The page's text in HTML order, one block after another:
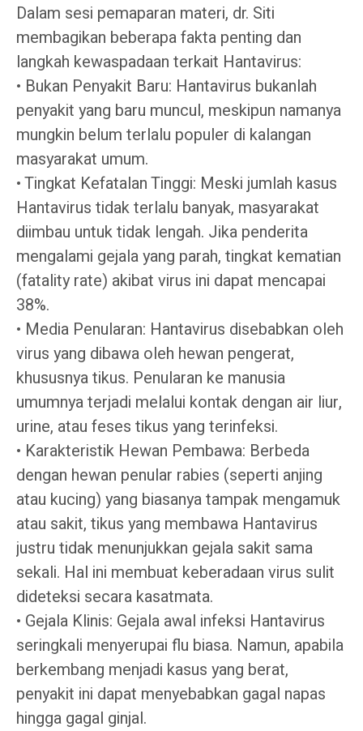
Dalam sesi pemaparan materi, dr. Siti
membagikan beberapa fakta penting dan
langkah kewaspadaan terkait Hantavirus:
• Bukan Penyakit Baru: Hantavirus bukanlah
penyakit yang baru muncul, meskipun namanya
mungkin belum terlalu populer di kalangan
masyarakat umum.
• Tingkat Kefatalan Tinggi: Meski jumlah kasus
Hantavirus tidak terlalu banyak, masyarakat
diimbau untuk tidak lengah. Jika penderita
mengalami gejala yang parah, tingkat kematian
(fatality rate) akibat virus ini dapat mencapai
38%.
• Media Penularan: Hantavirus disebabkan oleh
virus yang dibawa oleh hewan pengerat,
khususnya tikus. Penularan ke manusia
umumnya terjadi melalui kontak dengan air liur,
urine, atau feses tikus yang terinfeksi.
• Karakteristik Hewan Pembawa: Berbeda
dengan hewan penular rabies (seperti anjing
atau kucing) yang biasanya tampak mengamuk
atau sakit, tikus yang membawa Hantavirus
justru tidak menunjukkan gejala sakit sama
sekali. Hal ini membuat keberadaan virus sulit
dideteksi secara kasatmata.
• Gejala Klinis: Gejala awal infeksi Hantavirus
seringkali menyerupai flu biasa. Namun, apabila
berkembang menjadi kasus yang berat,
penyakit ini dapat menyebabkan gagal napas
hingga gagal ginjal.